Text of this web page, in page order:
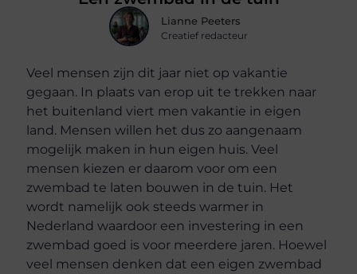
Lianne Peeters
Creatief redacteur
Veel mensen zijn dit jaar niet op vakantie
gegaan. In plaats van erop uit te trekken naar
het buitenland viert men vakantie in eigen
land. Mensen willen het dus zo aangenaam
mogelijk maken in hun eigen huis. Veel
mensen kiezen er daarom voor om een
zwembad te laten bouwen in de tuin. Het
wordt namelijk ook steeds warmer in
Nederland waardoor een investering in een
zwembad goed is voor meerdere jaren. Hoewel
veel mensen denken dat een eigen zwembad